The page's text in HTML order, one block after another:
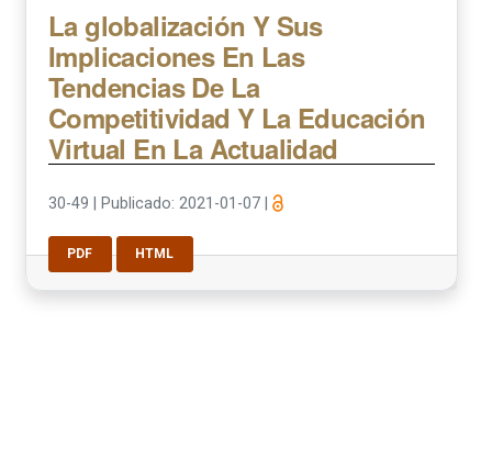
La globalización Y Sus
Implicaciones En Las
Tendencias De La
Competitividad Y La Educación
Virtual En La Actualidad
30-49 Publicado: 2021-01-07
PDF HTML